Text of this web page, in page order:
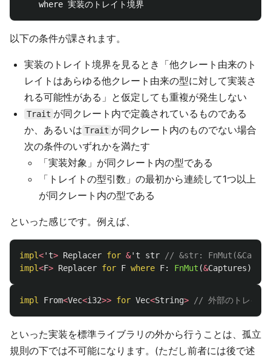
以下の条件が課されます。
実装のトレイト境界を見るとき「他クレート由来のト
レイトはあらゆる他クレート由来の型に対して実装さ
れる可能性がある」と仮定しても重複が発生しない
Trait が同クレート内で定義されているものである
か、あるいは Trait が同クレート内のものでない場合
次の条件のいずれかを満たす
「実装対象」が同クレート内の型である
「トレイトの型引数」の最初から連続して1つ以上
が同クレート内の型である
といった感じです。例えば、
impl<'t> Replacer for &'t str
// &str:
impl<F> Replacer for F where F: FnMut (&Captures)
impl From<Vec<i32>> for Vec<String> // 外部のトレイト
といった実装を標準ライブラリの外から行うことは、孤立
規則の下では不可能になります。(ただし前者には後で述